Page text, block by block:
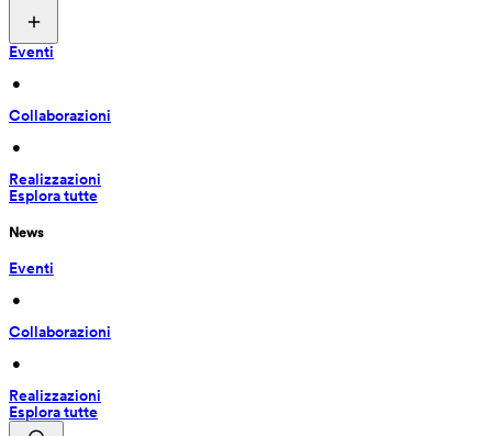
Eventi
•
Collaborazioni
•
Realizzazioni
Esplora tutte
News
Eventi
•
Collaborazioni
•
Realizzazioni
Esplora tutte